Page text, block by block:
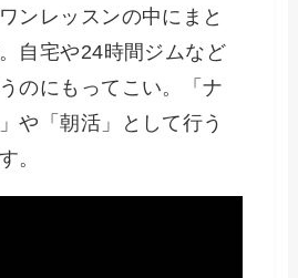
ンレッスンの中にまと
自宅や24時間ジムなど
のにもってこい。「ナ
や「朝活」として行う
。